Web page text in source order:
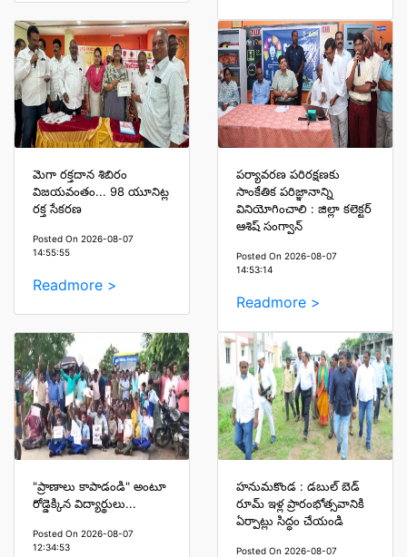
మెగా రక్తదాన శిబిరం
విజయవంతం... 98 యూనిట్ల
రక్త సేకరణ
Posted On 2026-08-07
14:55:55
Readmore >
పర్యావరణ పరిరక్షణకు
సాంకేతిక పరిజ్ఞానాన్ని
వినియోగించాలి : జిల్లా కలెక్టర్
ఆశిష్ సంగ్వాన్
Posted On 2026-08-07
14:53:14
Readmore >
"ప్రాణాలు కాపాడండి" అంటూ
రోడ్డెక్కిన విద్యార్థులు...
Posted On 2026-08-07
12:34:53
హనుమకొండ : డబుల్ బెడ్
రూమ్ ఇళ్ల ప్రారంభోత్సవానికి
ఏర్పాట్లు సిద్ధం చేయండి
Posted On 2026-08-07